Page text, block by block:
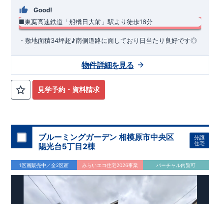
Good!
■東葉高速鉄道「船橋日大前」駅より徒歩16分
​・敷地面積34坪超♪南側道路に面しており日当たり良好です◎ ​
・駐車スペース2台！ ・キッチンまわりがすっきり片付くパン
ウンター付き♪ ・あったら嬉しい土間収納を採用！ ​・共働き世
習志野台中学校 約400m(徒歩約5分)
ート 習志野台店 約660m(徒歩約9分) ◎ マックスバリュ 習
■第三者機関が設計・建物検査(全四回)を実施 ■税制優遇あり
4分野6項目で最高等級を取得!
□ 構造の安定 (耐風等級2・耐震等級3) □ 劣化の軽減 (劣化対
策等級3) □ 維持管理への配慮 (維持管理対策等級3) □ 空気環
境 (ホルムアルデヒド発散等級3)
快適に長く住める住宅
【長期優良住宅】■国の定める7つの技術基準をクリア ■税制
優遇あり 【東栄セーフティーダンパー標準装備】
ーで振れ幅を大幅に低減、繰り返す地震に強い『耐震+制震』
■メンテナンスフリー
見学予約・資料請求
物件詳細を見る
ブルーミングガーデン 相模原市中央区
陽光台5丁目2棟
分譲
住宅
1区画販売中／全2区画 みらいエコ住宅2026事業 バーチャル内覧可